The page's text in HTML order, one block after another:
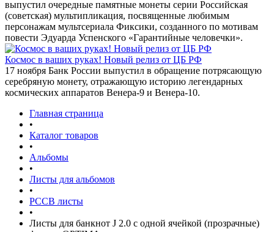
выпустил очередные памятные монеты серии Российская
(советская) мультипликация, посвященные любимым
персонажам мультсериала Фиксики, созданного по мотивам
повести Эдуарда Успенского «Гарантийные человечки».
Космос в ваших руках! Новый релиз от ЦБ РФ
17 ноября Банк России выпустил в обращение потрясающую
серебряную монету, отражающую историю легендарных
космических аппаратов Венера-9 и Венера-10.
Главная страница
•
Каталог товаров
•
Альбомы
•
Листы для альбомов
•
РССВ листы
•
Листы для банкнот J 2.0 с одной ячейкой (прозрачные)